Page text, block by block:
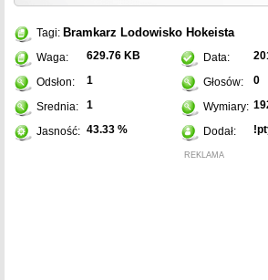
Tagi: Bramkarz Lodowisko Hokeista
Waga: 629.76 KB Data:
Odsłon: 1 Głosów: 0
Srednia: 1 Wymiary:
Jasność: 43.33 % Dodał:
REKLAMA